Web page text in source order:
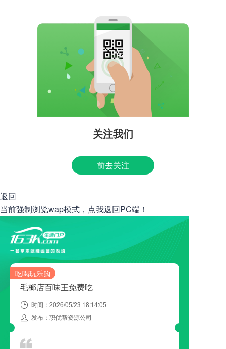
关注我们
前去关注
返回
当前强制浏览wap模式，点我返回PC端！
吃喝玩乐购
毛榔店百味王免费吃
时间：2026/05/23 18:14:05
发布：职优帮资源公司